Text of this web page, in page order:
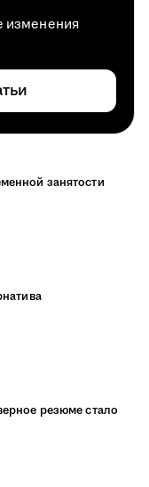
изменения
занятости
резюме стало